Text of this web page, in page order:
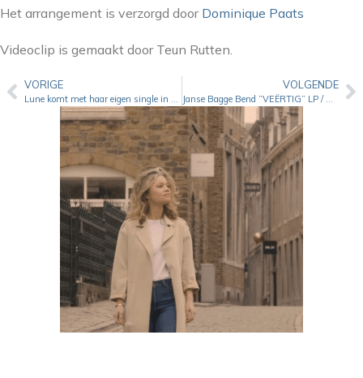
Het arrangement is verzorgd door Dominique Paats
Videoclip is gemaakt door Teun Rutten.
VORIGE
Lune komt met haar eigen single in het Kerkraads dialect
VOLGENDE
Janse Bagge Bend ”VEËRTIG” LP / Vinyl weer op voorraad!